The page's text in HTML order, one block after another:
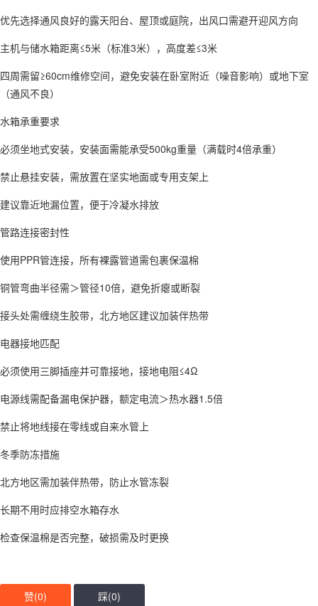
优先选择通风良好的露天阳台、屋顶或庭院，出风口需避开迎风方向‌
主机与储水箱距离≤5米（标准3米），高度差≤3米‌
四周需留≥60cm维修空间，避免安装在卧室附近（噪音影响）或地下室
（通风不良）‌
水箱承重要求
必须坐地式安装，安装面需能承受500kg重量（满载时4倍承重）‌
禁止悬挂安装，需放置在坚实地面或专用支架上‌
建议靠近地漏位置，便于冷凝水排放‌
管路连接密封性
使用PPR管连接，所有裸露管道需包裹保温棉‌
铜管弯曲半径需＞管径10倍，避免折瘪或断裂‌
接头处需缠绕生胶带，北方地区建议加装伴热带‌
电器接地匹配
必须使用三脚插座并可靠接地，接地电阻≤4Ω‌
电源线需配备漏电保护器，额定电流＞热水器1.5倍‌
禁止将地线接在零线或自来水管上‌
冬季防冻措施
北方地区需加装伴热带，防止水管冻裂‌
长期不用时应排空水箱存水‌
检查保温棉是否完整，破损需及时更换‌
赞(0) 踩(0)